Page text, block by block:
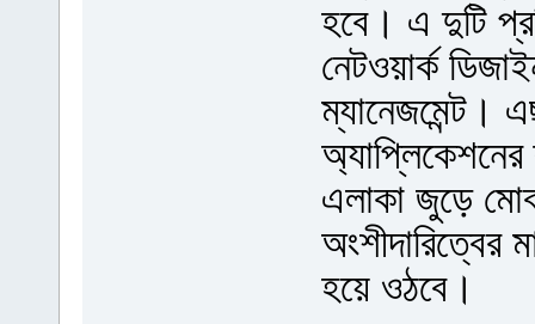
হবে। এ দুটি
নেটওয়ার্ক
ম্যানেজমেন্ট।
অ্যাপ্লিকেশনের
এলাকা জুড়ে
অংশীদারিত্বের
হয়ে ওঠবে।